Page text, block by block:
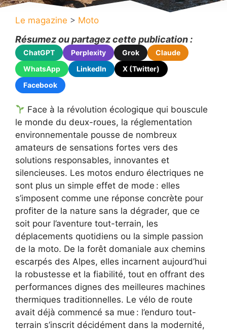
Le magazine > Moto
Résumez ou partagez cette publication :
ChatGPT Perplexity Grok
Claude
WhatsApp
LinkedIn
X (Twitter)
Facebook
Face à la révolution écologique qui bouscule
le monde du deux-roues, la réglementation
environnementale pousse de nombreux
amateurs de sensations fortes vers des
solutions responsables, innovantes et
silencieuses. Les motos enduro électriques ne
sont plus un simple effet de mode : elles
s’imposent comme une réponse concrète pour
profiter de la nature sans la dégrader, que ce
soit pour l’aventure tout-terrain, les
déplacements quotidiens ou la simple passion
de la moto. De la forêt domaniale aux chemins
escarpés des Alpes, elles incarnent aujourd’hui
la robustesse et la fiabilité, tout en offrant des
performances dignes des meilleures machines
thermiques traditionnelles. Le vélo de route
avait déjà commencé sa mue : l’enduro tout-
terrain s’inscrit décidément dans la modernité,